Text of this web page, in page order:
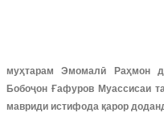
муҳтарам Эмомалӣ Раҳмон
Бобоҷон Ғафуров Муассисаи
мавриди истифода қарор